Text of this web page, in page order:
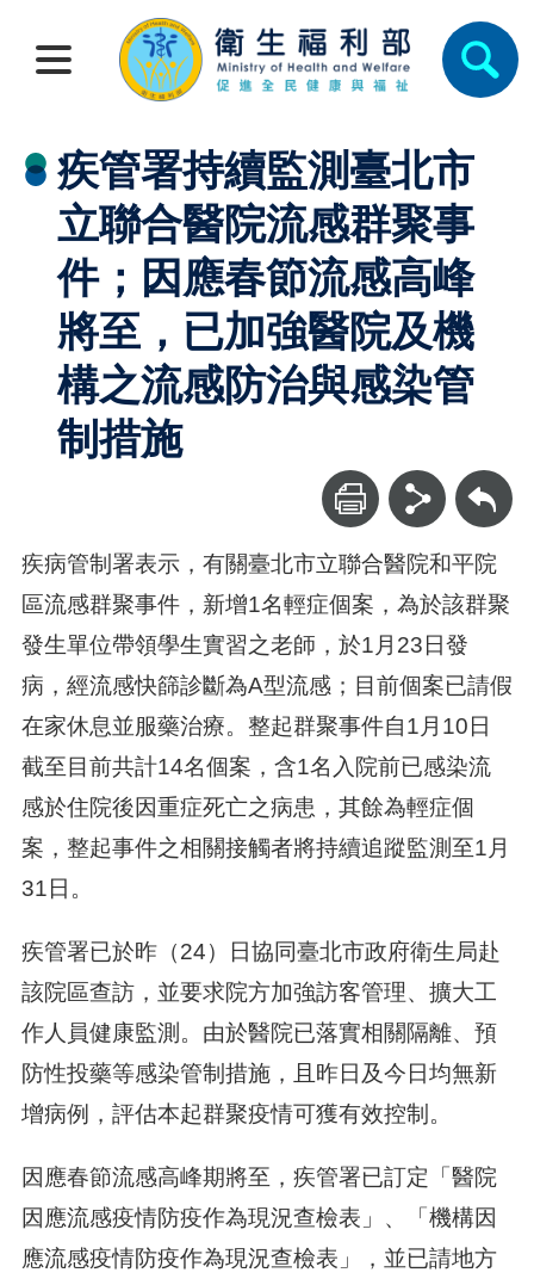
疾管署持續監測臺北市
立聯合醫院流感群聚事
件；因應春節流感高峰
將至，已加強醫院及機
構之流感防治與感染管
制措施
回上一頁
疾病管制署表示，有關臺北市立聯合醫院和平院
區流感群聚事件，新增1名輕症個案，為於該群聚
發生單位帶領學生實習之老師，於1月23日發
病，經流感快篩診斷為A型流感；目前個案已請假
在家休息並服藥治療。整起群聚事件自1月10日
截至目前共計14名個案，含1名入院前已感染流
感於住院後因重症死亡之病患，其餘為輕症個
案，整起事件之相關接觸者將持續追蹤監測至1月
31日。
疾管署已於昨（24）日協同臺北市政府衛生局赴
該院區查訪，並要求院方加強訪客管理、擴大工
作人員健康監測。由於醫院已落實相關隔離、預
防性投藥等感染管制措施，且昨日及今日均無新
增病例，評估本起群聚疫情可獲有效控制。
因應春節流感高峰期將至，疾管署已訂定「醫院
因應流感疫情防疫作為現況查檢表」、「機構因
應流感疫情防疫作為現況查檢表」，並已請地方